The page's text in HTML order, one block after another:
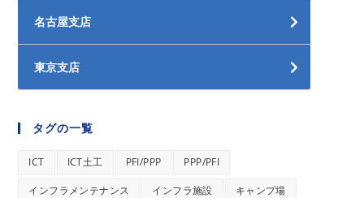
名古屋支店
東京支店
タグの一覧
ICT ICT土工 PFI/PPP PPP/PFI
インフラメンテナンス インフラ施設 キャンプ場